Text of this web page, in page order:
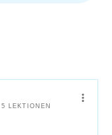
5 LEKTIONEN